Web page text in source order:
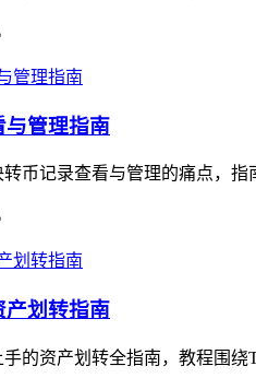
与管理指南
币记录查看与管理的痛点，
产划转指南
的资产划转全指南，教程围